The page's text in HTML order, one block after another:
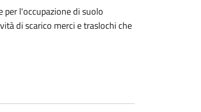
per l'occupazione di suolo
di scarico merci e traslochi che